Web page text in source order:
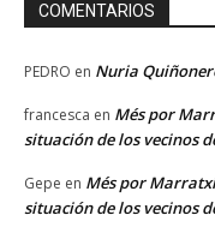
COMENTARIOS
PEDRO en Nuria
francesca en Més por
situación de los vecinos
Gepe en Més por
situación de los vecinos